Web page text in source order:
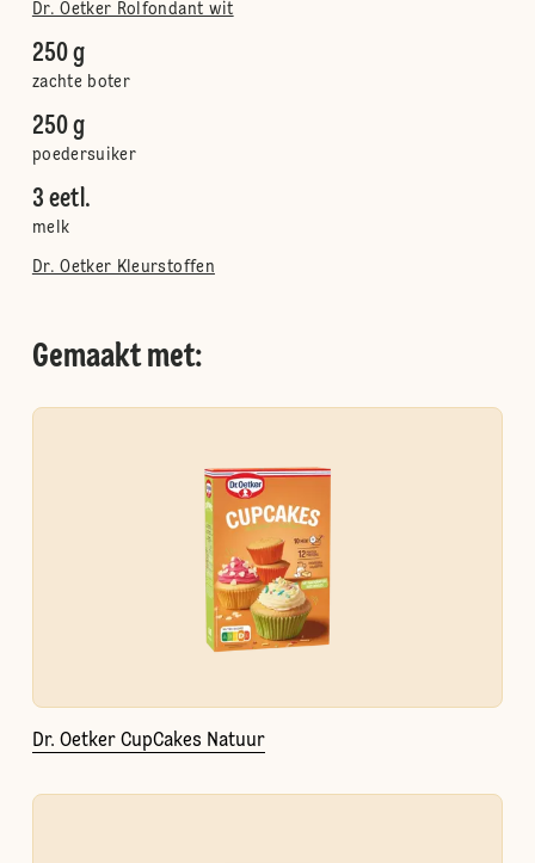
Dr. Oetker Rolfondant wit
250 g
zachte boter
250 g
poedersuiker
3 eetl.
melk
Dr. Oetker Kleurstoffen
Gemaakt met:
Dr. Oetker CupCakes Natuur